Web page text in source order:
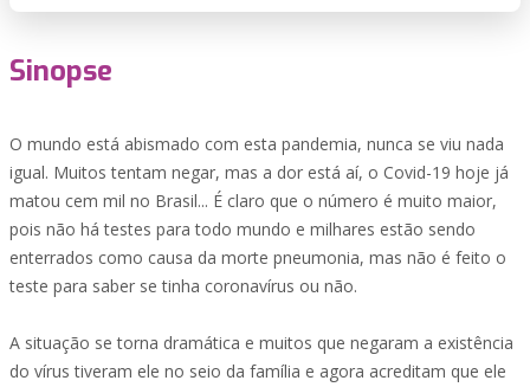
Sinopse
O mundo está abismado com esta pandemia, nunca se viu nada
igual. Muitos tentam negar, mas a dor está aí, o Covid-19 hoje já
matou cem mil no Brasil... É claro que o número é muito maior,
pois não há testes para todo mundo e milhares estão sendo
enterrados como causa da morte pneumonia, mas não é feito o
teste para saber se tinha coronavírus ou não.
A situação se torna dramática e muitos que negaram a existência
do vírus tiveram ele no seio da família e agora acreditam que ele